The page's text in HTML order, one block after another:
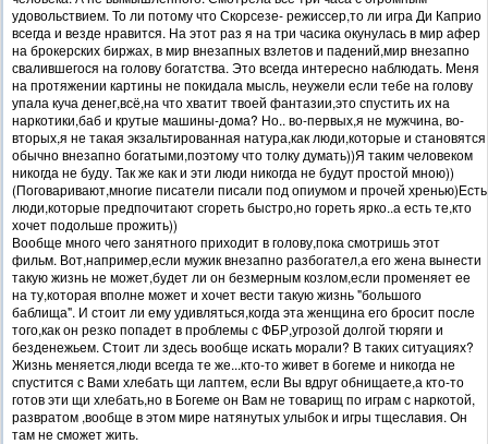
удовольствием. То ли потому что Скорсезе- режиссер,то ли игра Ди Каприо
всегда и везде нравится. На этот раз я на три часика окунулась в мир афер
на брокерских биржах, в мир внезапных взлетов и падений,мир внезапно
свалившегося на голову богатства. Это всегда интересно наблюдать. Меня
на протяжении картины не покидала мысль, неужели если тебе на голову
упала куча денег,всё,на что хватит твоей фантазии,это спустить их на
наркотики,баб и крутые машины-дома? Но.. во-первых,я не мужчина, во-
вторых,я не такая экзальтированная натура,как люди,которые и становятся
обычно внезапно богатыми,поэтому что толку думать))Я таким человеком
никогда не буду. Так же как и эти люди никогда не будут простой мною))
(Поговаривают,многие писатели писали под опиумом и прочей хренью)Есть
люди,которые предпочитают сгореть быстро,но гореть ярко..а есть те,кто
хочет подольше прожить))
Вообще много чего занятного приходит в голову,пока смотришь этот
фильм. Вот,например,если мужик внезапно разбогател,а его жена вынести
такую жизнь не может,будет ли он безмерным козлом,если променяет ее
на ту,которая вполне может и хочет вести такую жизнь "большого
баблища". И стоит ли ему удивляться,когда эта женщина его бросит после
того,как он резко попадет в проблемы с ФБР,угрозой долгой тюряги и
безденежьем. Стоит ли здесь вообще искать морали? В таких ситуациях?
Жизнь меняется,люди всегда те же...кто-то живет в богеме и никогда не
спустится с Вами хлебать щи лаптем, если Вы вдруг обнищаете,а кто-то
готов эти щи хлебать,но в Богеме он Вам не товарищ по играм с наркотой,
развратом ,вообще в этом мире натянутых улыбок и игры тщеславия. Он
там не сможет жить.